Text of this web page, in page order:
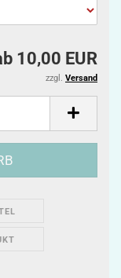
10,00 EUR
zzgl. Versand